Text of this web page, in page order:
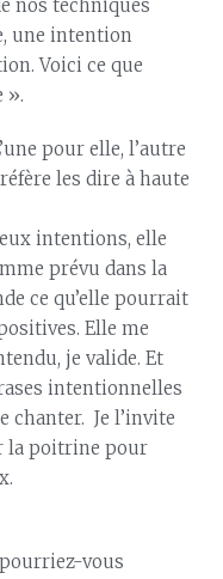
nos techniques
une intention
Voici ce que
».
pour elle, l’autre
les dire à haute
intentions, elle
prévu dans la
ce qu’elle pourrait
Elle me
je valide. Et
intentionnelles
chanter. Je l’invite
la poitrine pour
vous